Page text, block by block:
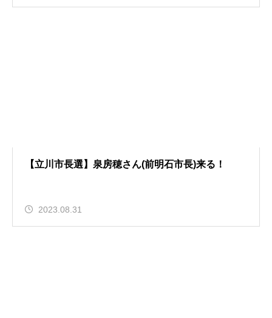
【立川市長選】泉房穂さん(前明石市長)来る！
2023.08.31